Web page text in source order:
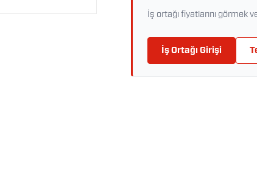
İş ortağı fiyatlarını görmek
İş Ortağı Girişi